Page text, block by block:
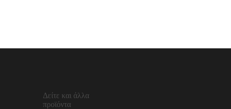
Δείτε και άλλα
προϊόντα